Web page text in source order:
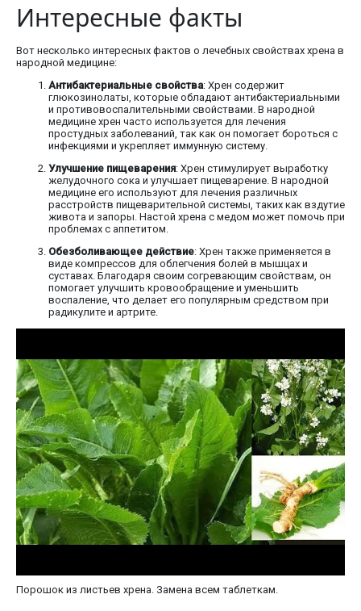
Интересные факты
Вот несколько интересных фактов о лечебных свойствах хрена в
народной медицине:
Антибактериальные свойства: Хрен содержит
глюкозинолаты, которые обладают антибактериальными
и противовоспалительными свойствами. В народной
медицине хрен часто используется для лечения
простудных заболеваний, так как он помогает бороться с
инфекциями и укрепляет иммунную систему.
Улучшение пищеварения: Хрен стимулирует выработку
желудочного сока и улучшает пищеварение. В народной
медицине его используют для лечения различных
расстройств пищеварительной системы, таких как вздутие
живота и запоры. Настой хрена с медом может помочь при
проблемах с аппетитом.
Обезболивающее действие: Хрен также применяется в
виде компрессов для облегчения болей в мышцах и
суставах. Благодаря своим согревающим свойствам, он
помогает улучшить кровообращение и уменьшить
воспаление, что делает его популярным средством при
радикулите и артрите.
Порошок из листьев хрена. Замена всем таблеткам.